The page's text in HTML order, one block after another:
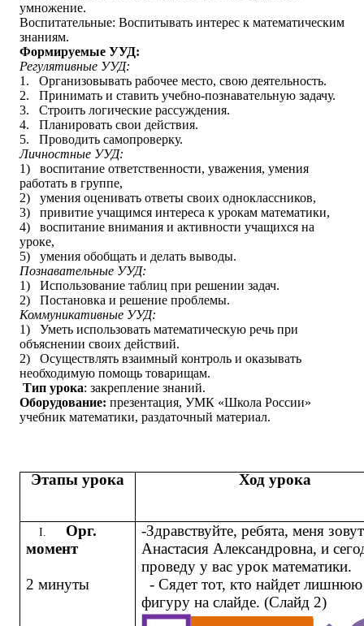
умножение.
Воспитательные: Воспитывать интерес к математическим
знаниям.
Формируемые УУД:
Регулятивные УУД:
1.
Организовывать рабочее место, свою деятельность.
2.
Принимать и ставить учебно-познавательную задачу.
3.
Строить логические рассуждения.
4.
Планировать свои действия.
5.
Проводить самопроверку.
Личностные УУД:
1)
воспитание ответственности, уважения, умения
работать в группе,
2)
умения оценивать ответы своих одноклассников,
3)
привитие учащимся интереса к урокам математики,
4)
воспитание внимания и активности учащихся на
уроке,
5)
умения обобщать и делать выводы.
Познавательные УУД:
1)
Использование таблиц при решении задач.
2)
Постановка и решение проблемы.
Коммуникативные УУД:
1)
Уметь использовать математическую речь при
объяснении своих действий.
2)
Осуществлять взаимный контроль и оказывать
необходимую помощь товарищам.
Тип урока: закрепление знаний.
Оборудование: презентация, УМК «Школа России»
учебник математики, раздаточный материал.
Этапы урока Ход урока
I.
Орг.
момент
2 минуты
-Здравствуйте, ребята, меня зовут
Анастасия Александровна, и
проведу у вас урок математики.
- Сядет тот, кто найдет лишнюю
фигуру на слайде. (Слайд 2)